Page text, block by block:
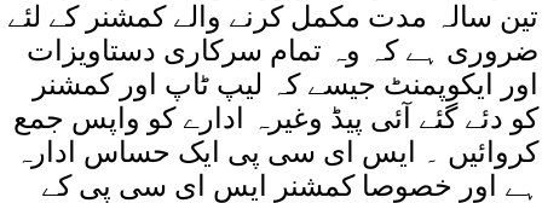
تین سالہ مدت مکمل کرنے والے کمشنر کے لئے
ضروری ہے کہ وہ تمام سرکاری دستاویزات
اور ایکوپمنٹ جیسے کہ لیپ ٹاپ اور کمشنر
کو دئے گئے آئی پیڈ وغیرہ ادارے کو واپس جمع
کروائیں ۔ ایس ای سی پی ایک حساس ادارہ
ہے اور خصوصا کمشنر ایس ای سی پی کے